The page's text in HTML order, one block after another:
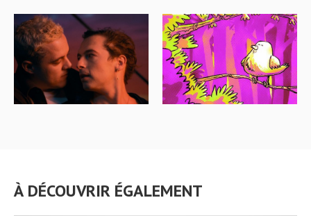
À DÉCOUVRIR ÉGALEMENT